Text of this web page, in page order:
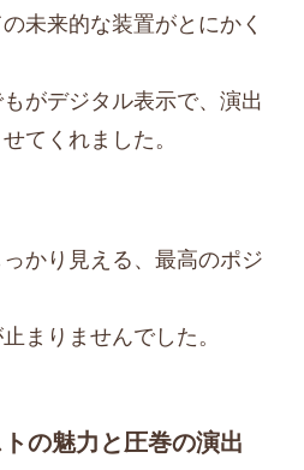
未来的な装置がとにかく
がデジタル表示で、演出
てくれました。
かり見える、最高のポジ
まりませんでした。
の魅力と圧巻の演出